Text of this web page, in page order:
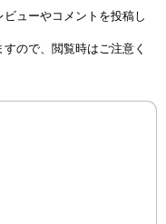
ューやコメントを投稿し
ので、閲覧時はご注意く